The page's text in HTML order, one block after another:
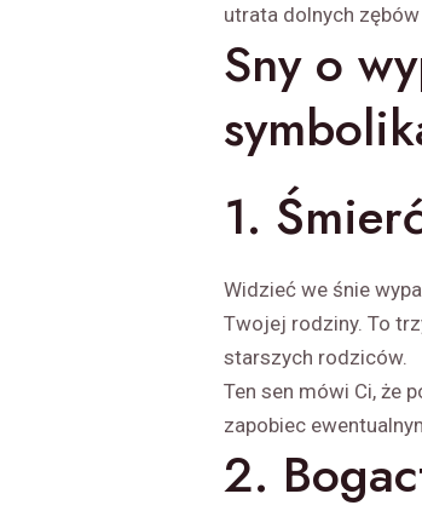
utrata dolnych
Sny o
1.
Widzieć we śnie
Twojej rodziny. To
starszych rodziców.
Ten sen mówi Ci, że
zapobiec
2.